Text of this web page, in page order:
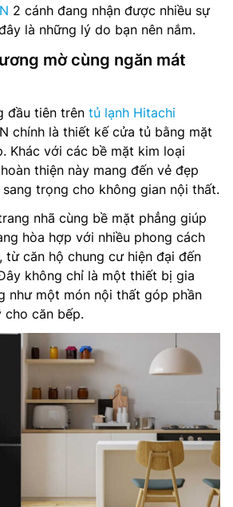
2 cánh đang nhận được nhiều sự
là những lý do bạn nên nắm.
mờ cùng ngăn mát
đầu tiên trên tủ lạnh Hitachi
chính là thiết kế cửa tủ bằng mặt
Khác với các bề mặt kim loại
thiện này mang đến vẻ đẹp
trọng cho không gian nội thất.
nhã cùng bề mặt phẳng giúp
hòa hợp với nhiều phong cách
từ căn hộ chung cư hiện đại đến
không chỉ là một thiết bị gia
như một món nội thất góp phần
cho căn bếp.